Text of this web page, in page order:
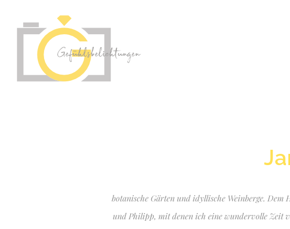
botanische Gärten und idyllische Weinberge.
und Philipp, mit denen ich eine wundervolle Zeit